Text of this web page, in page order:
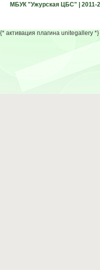
МБУК "Ужурская ЦБС" | 2011-
{* активация плагина unitegallery *}